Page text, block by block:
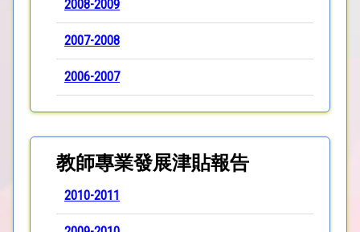
2008-2009
2007-2008
2006-2007
教師專業發展津貼報告
2010-2011